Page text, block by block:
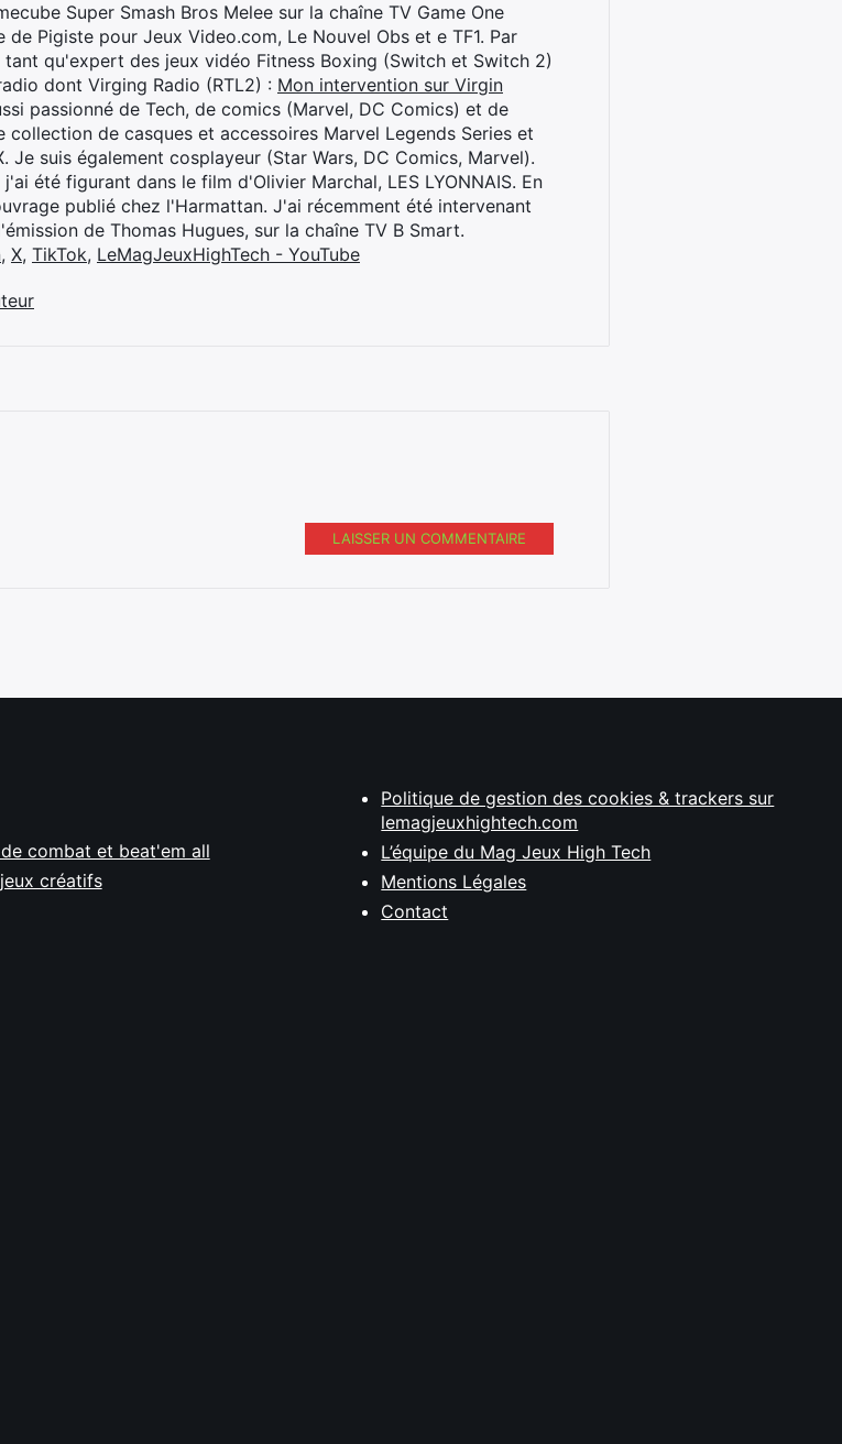
Super Smash Bros Melee sur la chaîne TV Game One
de Pigiste pour Jeux Video.com, Le Nouvel Obs et e TF1. Par
tant qu'expert des jeux vidéo Fitness Boxing (Switch et Switch 2)
dont Virging Radio (RTL2) : Mon intervention sur Virgin
passionné de Tech, de comics (Marvel, DC Comics) et de
collection de casques et accessoires Marvel Legends Series et
Je suis également cosplayeur (Star Wars, DC Comics, Marvel).
été figurant dans le film d'Olivier Marchal, LES LYONNAIS. En
publié chez l'Harmattan. J'ai récemment été intervenant
de Thomas Hugues, sur la chaîne TV B Smart.
, X, TikTok, LeMagJeuxHighTech - YouTube
LAISSER UN COMMENTAIRE
combat et beat'em all
créatifs
Politique de gestion des cookies & trackers sur
lemagjeuxhightech.com
L’équipe du Mag Jeux High Tech
Mentions Légales
Contact